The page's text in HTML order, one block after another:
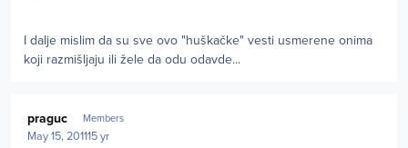
I dalje mislim da su sve ovo "huškačke" vesti usmerene onima
koji razmišljaju ili žele da odu odavde...
praguc Members
May 15, 201115 yr